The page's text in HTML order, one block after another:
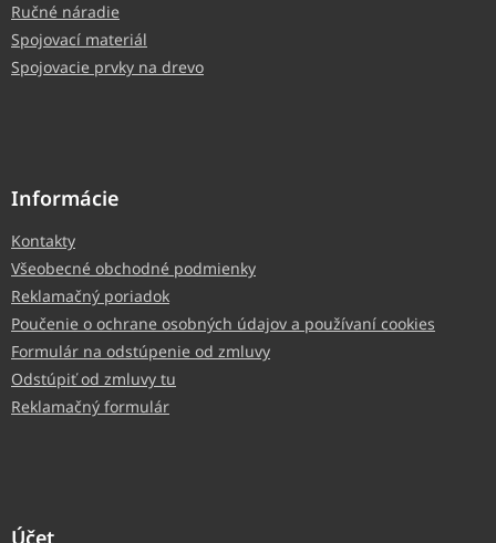
Ručné náradie
Spojovací materiál
Spojovacie prvky na drevo
Informácie
Kontakty
Všeobecné obchodné podmienky
Reklamačný poriadok
Poučenie o ochrane osobných údajov a používaní cookies
Formulár na odstúpenie od zmluvy
Odstúpiť od zmluvy tu
Reklamačný formulár
Účet